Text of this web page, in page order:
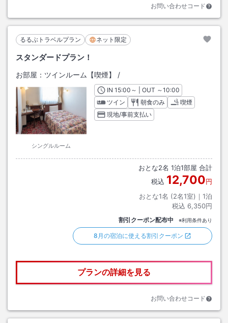
お問い合わせコード
るるぶトラベルプラン ネット限定
スタンダードプラン！
お部屋： ツインルーム【喫煙】 /
シングルルーム
INチェックイン
15:00 ～ | OUT チェックアウト
～10:00
ツイン
朝食のみ
喫煙
現地/事前支払い
おとな2名 1泊1部屋 合計
税込 12,700円
おとな1名 (2名1室)｜ 1泊
税込 6,350円
割引クーポン配布中 ※利用条件あり
8月の宿泊に使える割引クーポン
プランの詳細を見る
お問い合わせコード